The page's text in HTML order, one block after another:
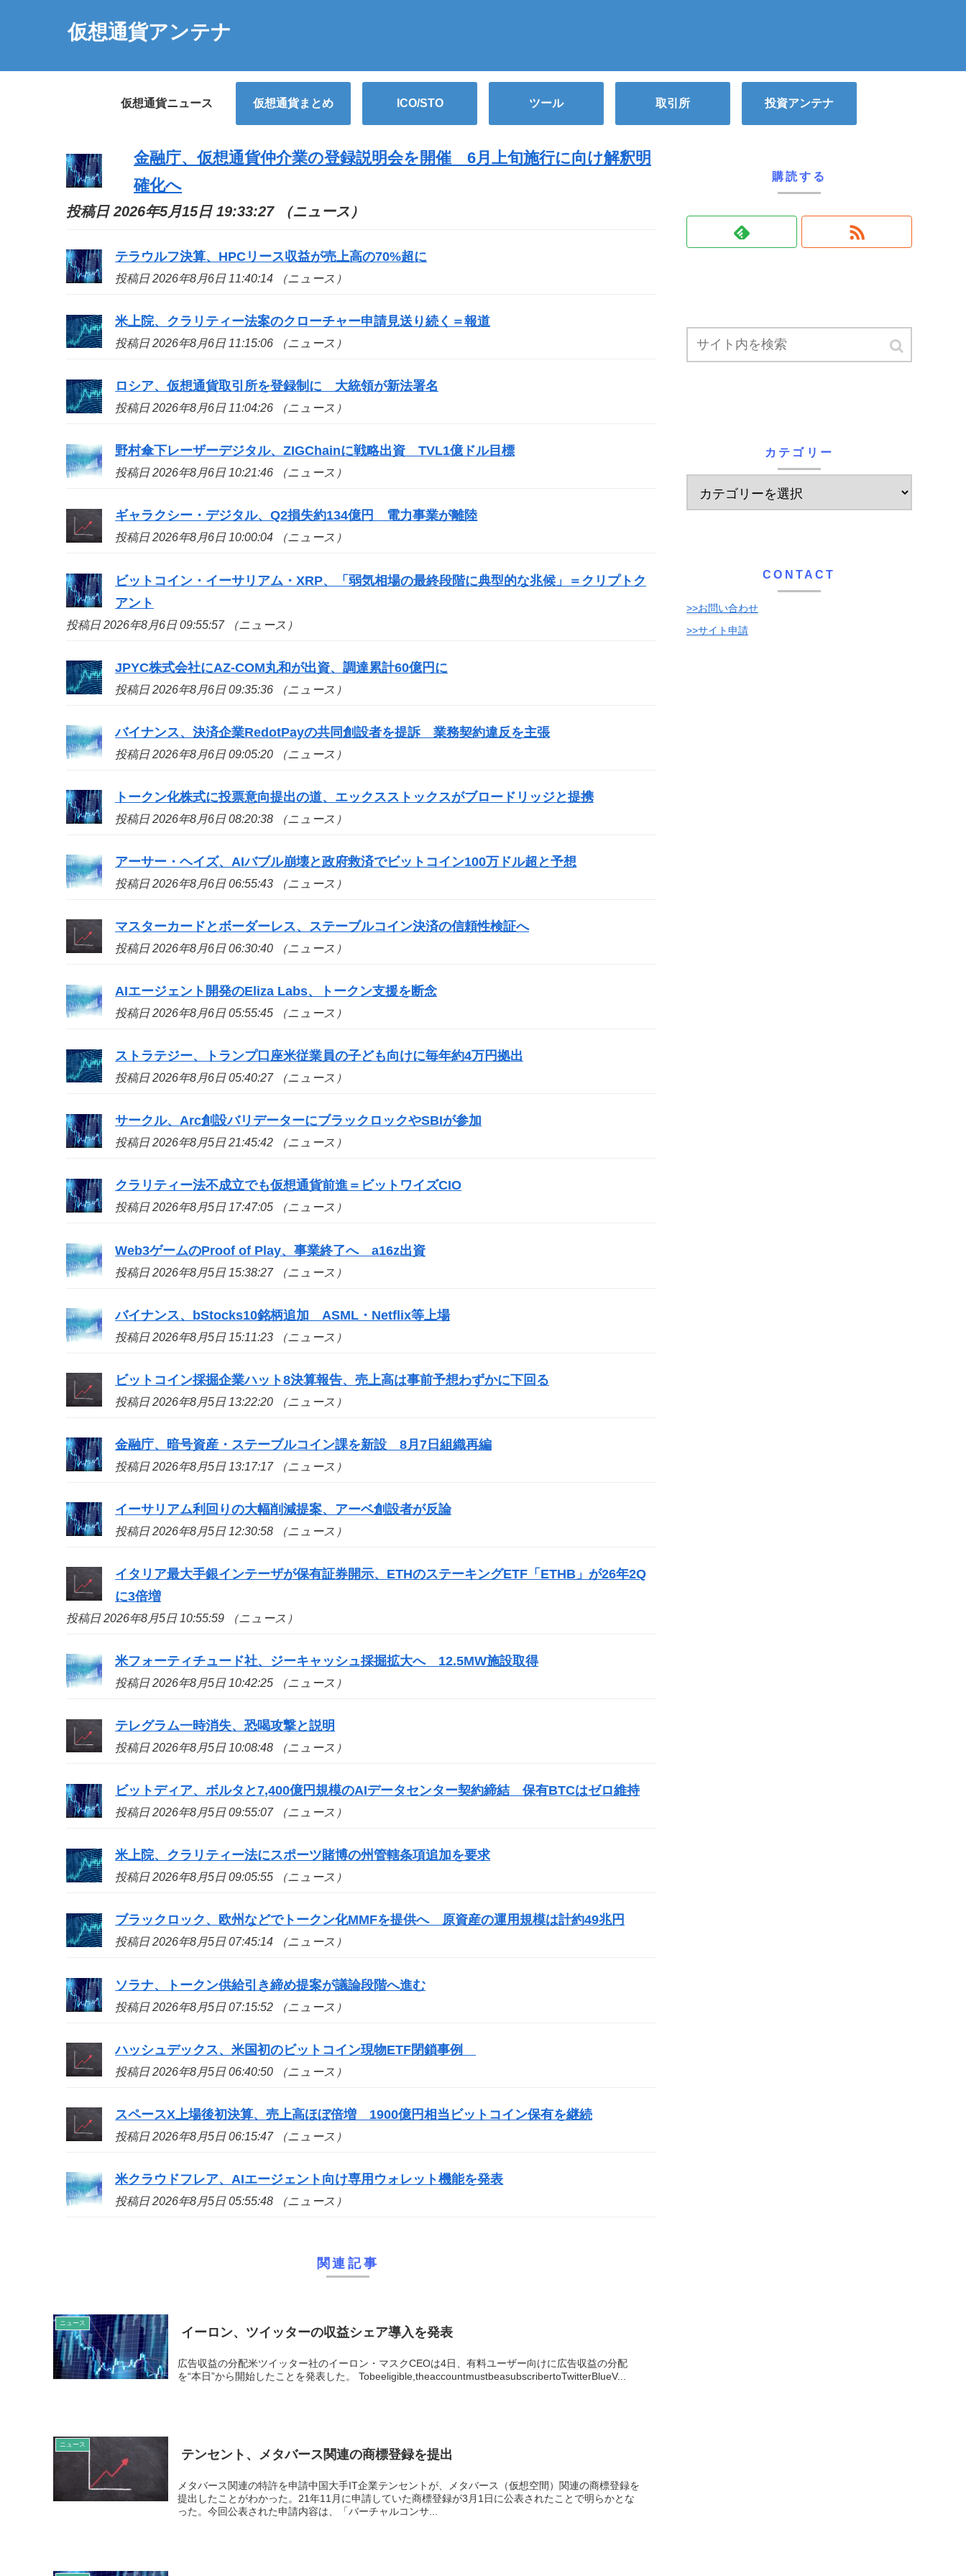
仮想通貨アンテナ
仮想通貨ニュース 仮想通貨まとめ ICO/STO ツール 取引所 投資アンテナ
金融庁、仮想通貨仲介業の登録説明会を開催 6月上旬施行に向け解釈明
確化へ
投稿日 2026年5月15日 19:33:27 （ニュース）
テラウルフ決算、HPCリース収益が売上高の70%超に
投稿日 2026年8月6日 11:40:14 （ニュース）
米上院、クラリティー法案のクローチャー申請見送り続く＝報道
投稿日 2026年8月6日 11:15:06 （ニュース）
ロシア、仮想通貨取引所を登録制に 大統領が新法署名
投稿日 2026年8月6日 11:04:26 （ニュース）
野村傘下レーザーデジタル、ZIGChainに戦略出資 TVL1億ドル目標
投稿日 2026年8月6日 10:21:46 （ニュース）
ギャラクシー・デジタル、Q2損失約134億円 電力事業が離陸
投稿日 2026年8月6日 10:00:04 （ニュース）
ビットコイン・イーサリアム・XRP、「弱気相場の最終段階に典型的な兆候」＝クリプトク
アント
投稿日 2026年8月6日 09:55:57 （ニュース）
JPYC株式会社にAZ-COM丸和が出資、調達累計60億円に
投稿日 2026年8月6日 09:35:36 （ニュース）
バイナンス、決済企業RedotPayの共同創設者を提訴 業務契約違反を主張
投稿日 2026年8月6日 09:05:20 （ニュース）
トークン化株式に投票意向提出の道、エックスストックスがブロードリッジと提携
投稿日 2026年8月6日 08:20:38 （ニュース）
アーサー・ヘイズ、AIバブル崩壊と政府救済でビットコイン100万ドル超と予想
投稿日 2026年8月6日 06:55:43 （ニュース）
マスターカードとボーダーレス、ステーブルコイン決済の信頼性検証へ
投稿日 2026年8月6日 06:30:40 （ニュース）
AIエージェント開発のEliza Labs、トークン支援を断念
投稿日 2026年8月6日 05:55:45 （ニュース）
ストラテジー、トランプ口座米従業員の子ども向けに毎年約4万円拠出
投稿日 2026年8月6日 05:40:27 （ニュース）
サークル、Arc創設バリデーターにブラックロックやSBIが参加
投稿日 2026年8月5日 21:45:42 （ニュース）
クラリティー法不成立でも仮想通貨前進＝ビットワイズCIO
投稿日 2026年8月5日 17:47:05 （ニュース）
Web3ゲームのProof of Play、事業終了へ a16z出資
投稿日 2026年8月5日 15:38:27 （ニュース）
バイナンス、bStocks10銘柄追加 ASML・Netflix等上場
投稿日 2026年8月5日 15:11:23 （ニュース）
ビットコイン採掘企業ハット8決算報告、売上高は事前予想わずかに下回る
投稿日 2026年8月5日 13:22:20 （ニュース）
金融庁、暗号資産・ステーブルコイン課を新設 8月7日組織再編
投稿日 2026年8月5日 13:17:17 （ニュース）
イーサリアム利回りの大幅削減提案、アーベ創設者が反論
投稿日 2026年8月5日 12:30:58 （ニュース）
イタリア最大手銀インテーザが保有証券開示、ETHのステーキングETF「ETHB」が26年2Q
に3倍増
投稿日 2026年8月5日 10:55:59 （ニュース）
米フォーティチュード社、ジーキャッシュ採掘拡大へ 12.5MW施設取得
投稿日 2026年8月5日 10:42:25 （ニュース）
テレグラム一時消失、恐喝攻撃と説明
投稿日 2026年8月5日 10:08:48 （ニュース）
ビットディア、ボルタと7,400億円規模のAIデータセンター契約締結 保有BTCはゼロ維持
投稿日 2026年8月5日 09:55:07 （ニュース）
米上院、クラリティー法にスポーツ賭博の州管轄条項追加を要求
投稿日 2026年8月5日 09:05:55 （ニュース）
ブラックロック、欧州などでトークン化MMFを提供へ 原資産の運用規模は計約49兆円
投稿日 2026年8月5日 07:45:14 （ニュース）
ソラナ、トークン供給引き締め提案が議論段階へ進む
投稿日 2026年8月5日 07:15:52 （ニュース）
ハッシュデックス、米国初のビットコイン現物ETF閉鎖事例
投稿日 2026年8月5日 06:40:50 （ニュース）
スペースX上場後初決算、売上高ほぼ倍増 1900億円相当ビットコイン保有を継続
投稿日 2026年8月5日 06:15:47 （ニュース）
米クラウドフレア、AIエージェント向け専用ウォレット機能を発表
投稿日 2026年8月5日 05:55:48 （ニュース）
関連記事
ニュース
イーロン、ツイッターの収益シェア導入を発表
広告収益の分配米ツイッター社のイーロン・マスクCEOは4日、有料ユーザー向けに広告収益の分配
を“本日”から開始したことを発表した。 Tobeeligible,theaccountmustbeasubscribertoTwitterBlueV...
ニュース
テンセント、メタバース関連の商標登録を提出
メタバース関連の特許を申請中国大手IT企業テンセントが、メタバース（仮想空間）関連の商標登録を
提出したことがわかった。21年11月に申請していた商標登録が3月1日に公表されたことで明らかとな
った。今回公表された申請内容は、「バーチャルコンサ...
購読する
カテゴリー
CONTACT
>>お問い合わせ
>>サイト申請